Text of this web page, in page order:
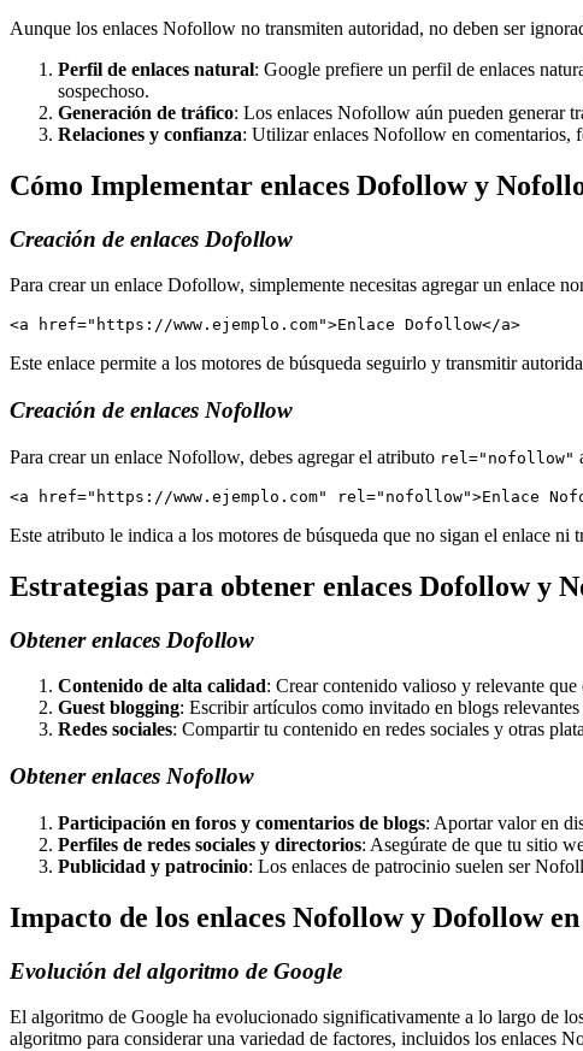
Aunque los enlaces Nofollow no transmiten autoridad, no deben ser
Perfil de enlaces natural: Google prefiere un perfil de enlaces
sospechoso.
Generación de tráfico: Los enlaces Nofollow aún pueden generar
Relaciones y confianza: Utilizar enlaces Nofollow en comentarios,
Cómo Implementar enlaces Dofollow y
Creación de enlaces Dofollow
Para crear un enlace Dofollow, simplemente necesitas agregar un enlace
<a href="https://www.ejemplo.com">Enlace Dofollow</a>
Este enlace permite a los motores de búsqueda seguirlo y transmitir
Creación de enlaces Nofollow
Para crear un enlace Nofollow, debes agregar el atributo rel="nofollow"
<a href="https://www.ejemplo.com" rel="nofollow">Enlace
Este atributo le indica a los motores de búsqueda que no sigan el enlace ni
Estrategias para obtener enlaces Dofollow y
Obtener enlaces Dofollow
Contenido de alta calidad: Crear contenido valioso y relevante
Guest blogging: Escribir artículos como invitado en blogs
Redes sociales: Compartir tu contenido en redes sociales y otras
Obtener enlaces Nofollow
Participación en foros y comentarios de blogs: Aportar valor en
Perfiles de redes sociales y directorios: Asegúrate de que tu sitio
Publicidad y patrocinio: Los enlaces de patrocinio suelen ser
Impacto de los enlaces Nofollow y Dofollow
Evolución del algoritmo de Google
El algoritmo de Google ha evolucionado significativamente a lo largo de
algoritmo para considerar una variedad de factores, incluidos los enlaces